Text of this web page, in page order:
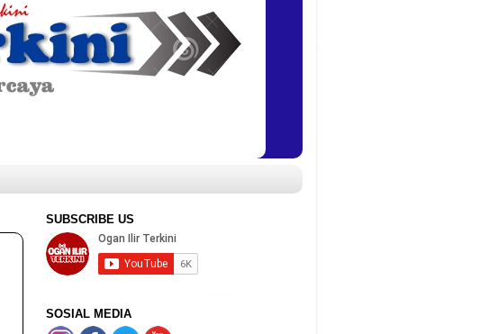
SUBSCRIBE US
SOSIAL MEDIA